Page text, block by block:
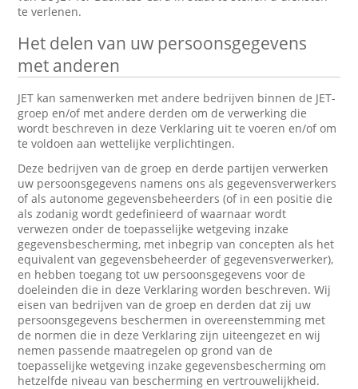
te verlenen.
Het delen van uw persoonsgegevens
met anderen
JET kan samenwerken met andere bedrijven binnen de JET-
groep en/of met andere derden om de verwerking die
wordt beschreven in deze Verklaring uit te voeren en/of om
te voldoen aan wettelijke verplichtingen.
Deze bedrijven van de groep en derde partijen verwerken
uw persoonsgegevens namens ons als gegevensverwerkers
of als autonome gegevensbeheerders (of in een positie die
als zodanig wordt gedefinieerd of waarnaar wordt
verwezen onder de toepasselijke wetgeving inzake
gegevensbescherming, met inbegrip van concepten als het
equivalent van gegevensbeheerder of gegevensverwerker),
en hebben toegang tot uw persoonsgegevens voor de
doeleinden die in deze Verklaring worden beschreven. Wij
eisen van bedrijven van de groep en derden dat zij uw
persoonsgegevens beschermen in overeenstemming met
de normen die in deze Verklaring zijn uiteengezet en wij
nemen passende maatregelen op grond van de
toepasselijke wetgeving inzake gegevensbescherming om
hetzelfde niveau van bescherming en vertrouwelijkheid.